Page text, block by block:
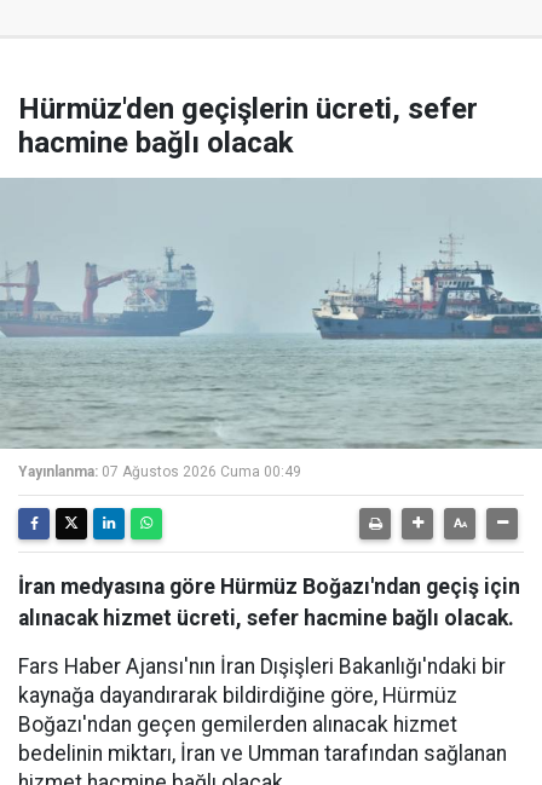
Hürmüz'den geçişlerin ücreti, sefer
hacmine bağlı olacak
Yayınlanma: 07 Ağustos 2026 Cuma 00:49
İran medyasına göre Hürmüz Boğazı'ndan geçiş için
alınacak hizmet ücreti, sefer hacmine bağlı olacak.
Fars Haber Ajansı'nın İran Dışişleri Bakanlığı'ndaki bir
kaynağa dayandırarak bildirdiğine göre, Hürmüz
Boğazı'ndan geçen gemilerden alınacak hizmet
bedelinin miktarı, İran ve Umman tarafından sağlanan